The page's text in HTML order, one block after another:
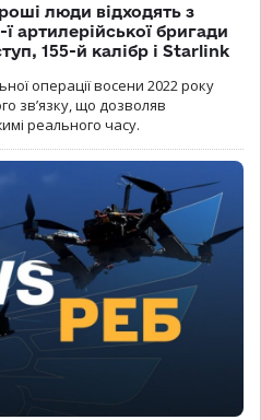
люди відходять з
ї артилерійської бригади
155-й калібр і Starlink
операції восени 2022 року
зв’язку, що дозволяв
реального часу.